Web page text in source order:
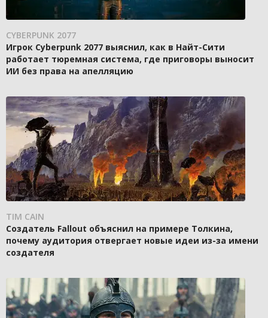
CYBERPUNK 2077
Игрок Cyberpunk 2077 выяснил, как в Найт-Сити
работает тюремная система, где приговоры выносит
ИИ без права на апелляцию
TIM CAIN
Создатель Fallout объяснил на примере Толкина,
почему аудитория отвергает новые идеи из-за имени
создателя